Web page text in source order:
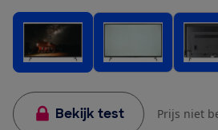
Bekijk test Prijs niet